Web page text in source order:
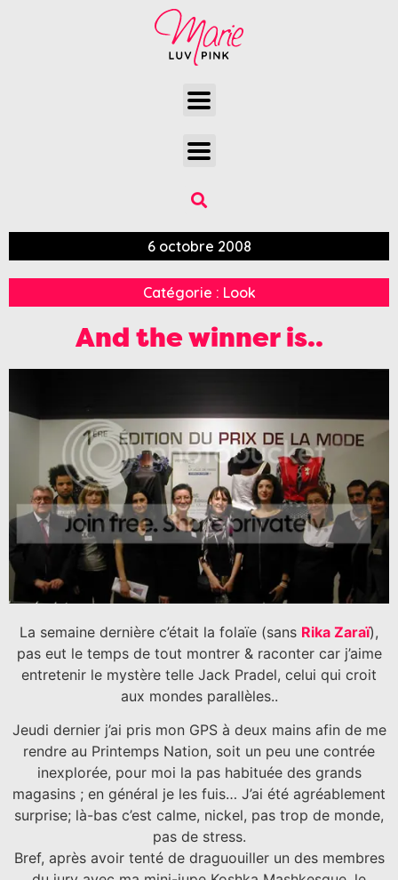
6 octobre 2008
Catégorie : Look
And the winner is..
La semaine dernière c’était la folaïe (sans Rika Zaraï),
pas eut le temps de tout montrer & raconter car j’aime
entretenir le mystère telle Jack Pradel, celui qui croit
aux mondes parallèles..
Jeudi dernier j’ai pris mon GPS à deux mains afin de me
rendre au Printemps Nation, soit un peu une contrée
inexplorée, pour moi la pas habituée des grands
magasins ; en général je les fuis… J’ai été agréablement
surprise; là-bas c’est calme, nickel, pas trop de monde,
pas de stress.
Bref, après avoir tenté de draguouiller un des membres